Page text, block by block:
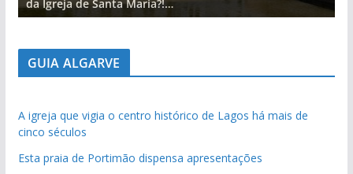
da Igreja de Santa Maria?!…
GUIA ALGARVE
A igreja que vigia o centro histórico de Lagos há mais de
cinco séculos
Esta praia de Portimão dispensa apresentações